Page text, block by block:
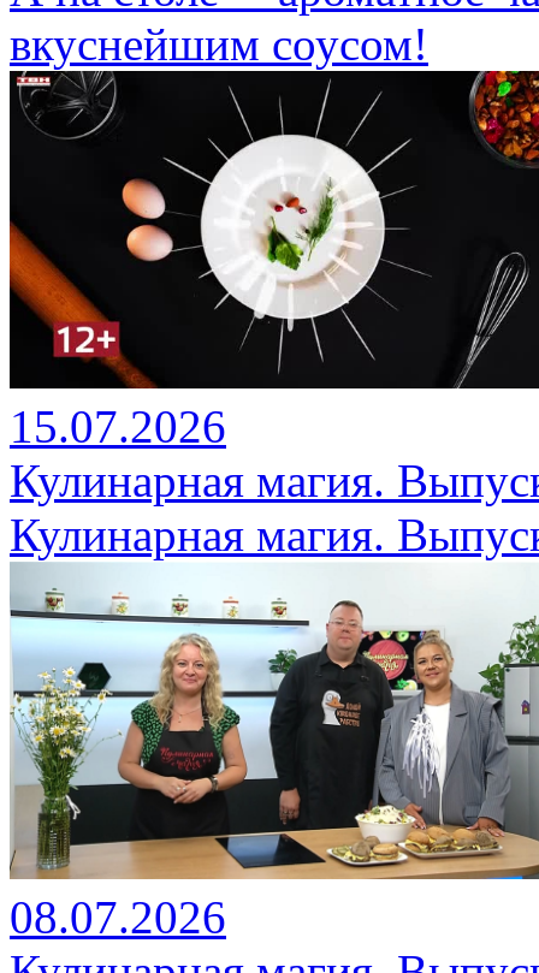
вкуснейшим соусом!
15.07.2026
Кулинарная магия.
Кулинарная магия.
08.07.2026